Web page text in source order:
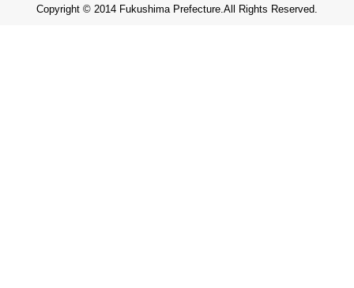
Copyright © 2014 Fukushima Prefecture.All Rights Reserved.